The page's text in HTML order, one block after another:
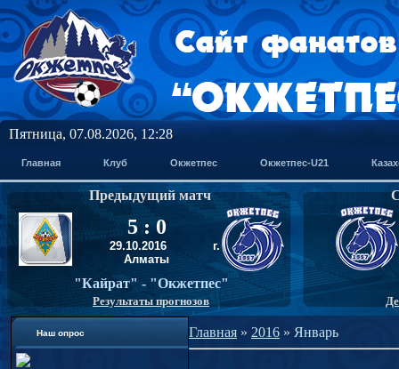
Пятница, 07.08.2026, 12:28
Главная Клуб Окжетпес Окжетпес-U21
Предыдущий матч
5 : 0
29.10.2016г.
Алматы
"Кайрат" - "Окжетпес"
Результаты прогнозов
Наш опрос Главная » 2016 » Январь